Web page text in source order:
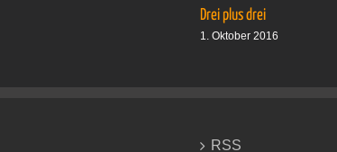
Drei plus drei
1. Oktober 2016
RSS